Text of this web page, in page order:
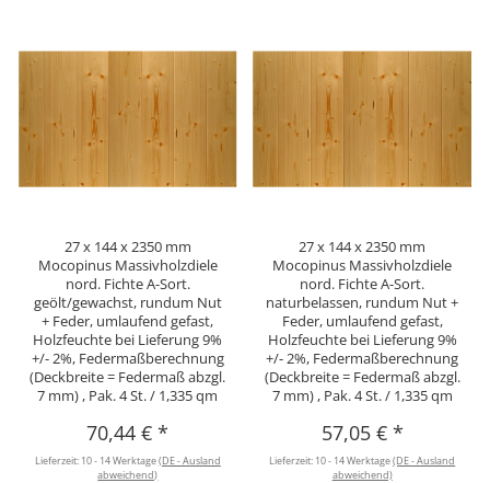
27 x 144 x 2350 mm
Mocopinus Massivholzdiele
nord. Fichte A-Sort.
geölt/gewachst, rundum Nut
+ Feder, umlaufend gefast,
Holzfeuchte bei Lieferung 9%
+/- 2%, Federmaßberechnung
(Deckbreite = Federmaß abzgl.
7 mm) , Pak. 4 St. / 1,335 qm
70,44 €*
Lieferzeit: 10 - 14 Werktage(DE - Ausland
abweichend)
27 x 144 x 2350 mm
Mocopinus Massivholzdiele
nord. Fichte A-Sort.
naturbelassen, rundum Nut +
Feder, umlaufend gefast,
Holzfeuchte bei Lieferung 9%
+/- 2%, Federmaßberechnung
(Deckbreite = Federmaß abzgl.
7 mm) , Pak. 4 St. / 1,335 qm
57,05 € *
Lieferzeit: 10 - 14 Werktage(DE - Ausland
abweichend)